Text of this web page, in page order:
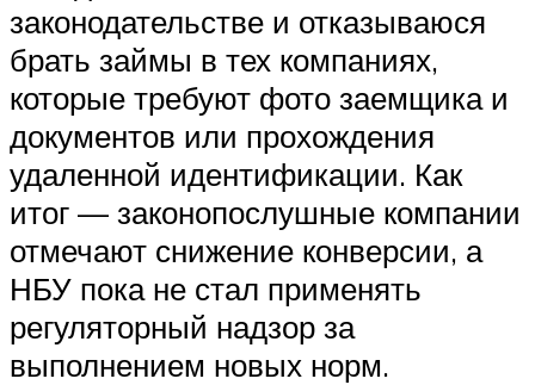
законодательстве и отказываюся
брать займы в тех компаниях,
которые требуют фото заемщика и
документов или прохождения
удаленной идентификации. Как
итог — законопослушные компании
отмечают снижение конверсии, а
НБУ пока не стал применять
регуляторный надзор за
выполнением новых норм.